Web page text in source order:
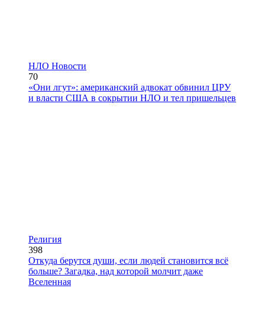
НЛО Новости
70
«Они лгут»: американский адвокат обвинил ЦРУ
и власти США в сокрытии НЛО и тел пришельцев
Религия
398
Откуда берутся души, если людей становится всё
больше? Загадка, над которой молчит даже
Вселенная